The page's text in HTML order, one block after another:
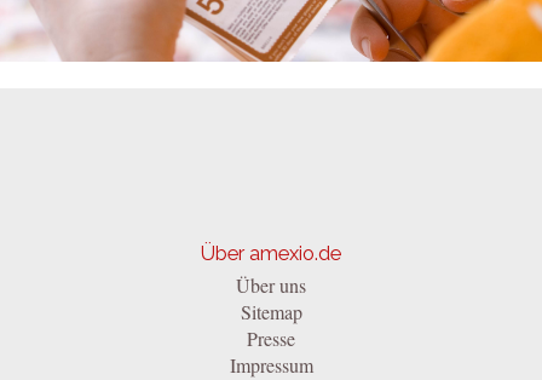
Über amexio.de
Über uns
Sitemap
Presse
Impressum